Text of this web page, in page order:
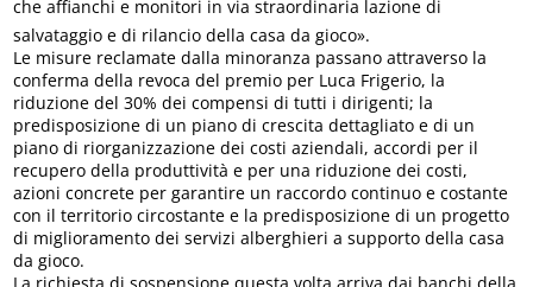
che affianchi e monitori in via straordinaria lazione di
salvataggio e di rilancio della casa da gioco».
Le misure reclamate dalla minoranza passano attraverso la
conferma della revoca del premio per Luca Frigerio, la
riduzione del 30% dei compensi di tutti i dirigenti; la
predisposizione di un piano di crescita dettagliato e di un
piano di riorganizzazione dei costi aziendali, accordi per il
recupero della produttività e per una riduzione dei costi,
azioni concrete per garantire un raccordo continuo e costante
con il territorio circostante e la predisposizione di un progetto
di miglioramento dei servizi alberghieri a supporto della casa
da gioco.